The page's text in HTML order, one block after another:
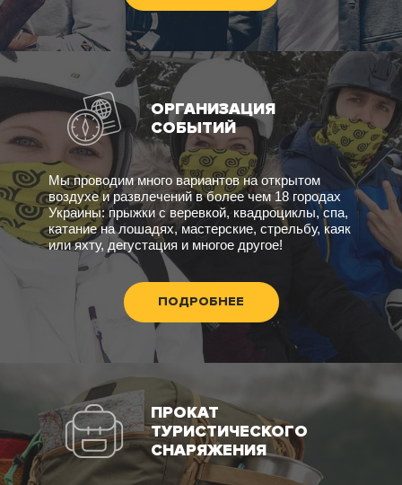
ОРГАНИЗАЦИЯ
СОБЫТИЙ
Мы проводим много вариантов на открытом
воздухе и развлечений в более чем 18 городах
Украины: прыжки с веревкой, квадроциклы, спа,
катание на лошадях, мастерские, стрельбу, каяк
или яхту, дегустация и многое другое!
ПОДРОБНЕЕ
ПРОКАТ
ТУРИСТИЧЕСКОГО
СНАРЯЖЕНИЯ